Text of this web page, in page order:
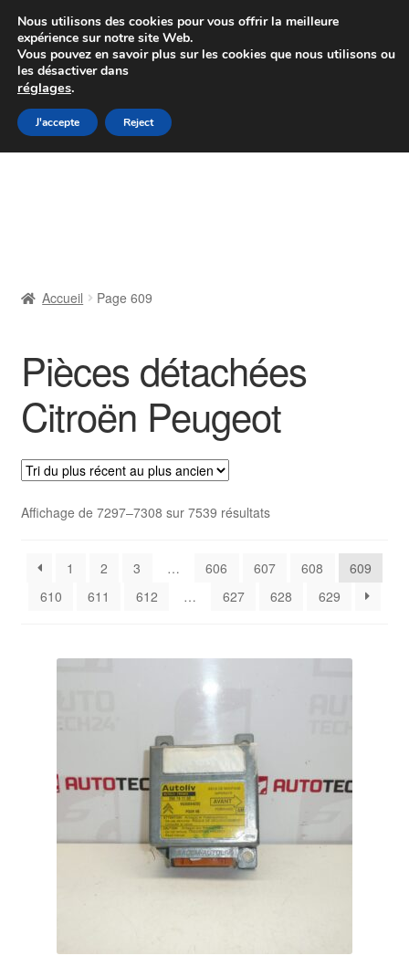
Colissimo livraison à partir de 7 EUR
Du lundi au vendredi de 9 h à 16 h
Aller
à
Aller
au
Livraison
Livraison internationale
Mon compte
Paiements
Panier
Politique de confidentialité
Termes et conditions
Accueil Page 609
Pièces détachées
Citroën Peugeot
Affichage de 7297–7308 sur 7539 résultatsTrié
récent
au
1 2 3 … 606 607 608
609
610
611 612 … 627 628 629
Nous utilisons des cookies pour vous offrir la meilleure
expérience sur notre site Web.
Vous pouvez en savoir plus sur les cookies que nous utilisons ou
les désactiver dans
réglages.
J'accepte Reject